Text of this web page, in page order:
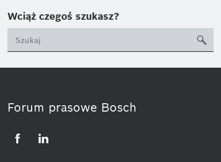
Wciąż czegoś szukasz?
Forum prasowe Bosch